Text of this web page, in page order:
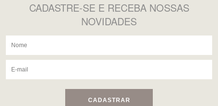
CADASTRE-SE E RECEBA NOSSAS
NOVIDADES
CADASTRAR